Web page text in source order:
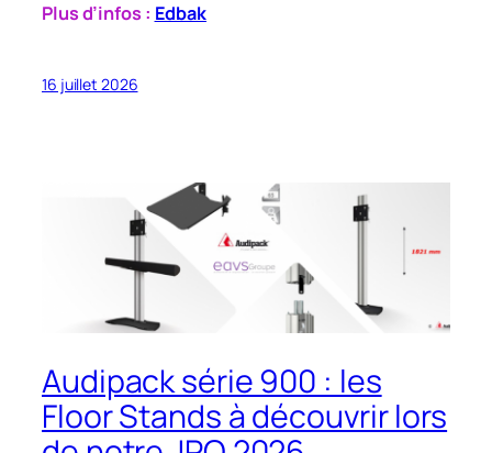
Plus d’infos : Edbak
16 juillet 2026
Audipack série 900 : les
Floor Stands à découvrir lors